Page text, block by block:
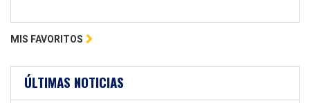
MIS FAVORITOS
ÚLTIMAS NOTICIAS